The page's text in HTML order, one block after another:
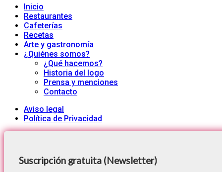
Inicio
Restaurantes
Cafeterías
Recetas
Arte y gastronomía
¿Quiénes somos?
¿Qué hacemos?
Historia del logo
Prensa y menciones
Contacto
Aviso legal
Política de Privacidad
Suscripción gratuita (Newsletter)